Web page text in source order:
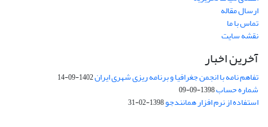
ارسال مقاله
تماس با ما
نقشه سایت
آخرین اخبار
تفاهم نامه با انجمن جغرافیا و برنامه ریزی شهری ایران1402-09-14
شماره حساب1398-09-09
استفاده از نرم افزار همانندجو1398-02-31